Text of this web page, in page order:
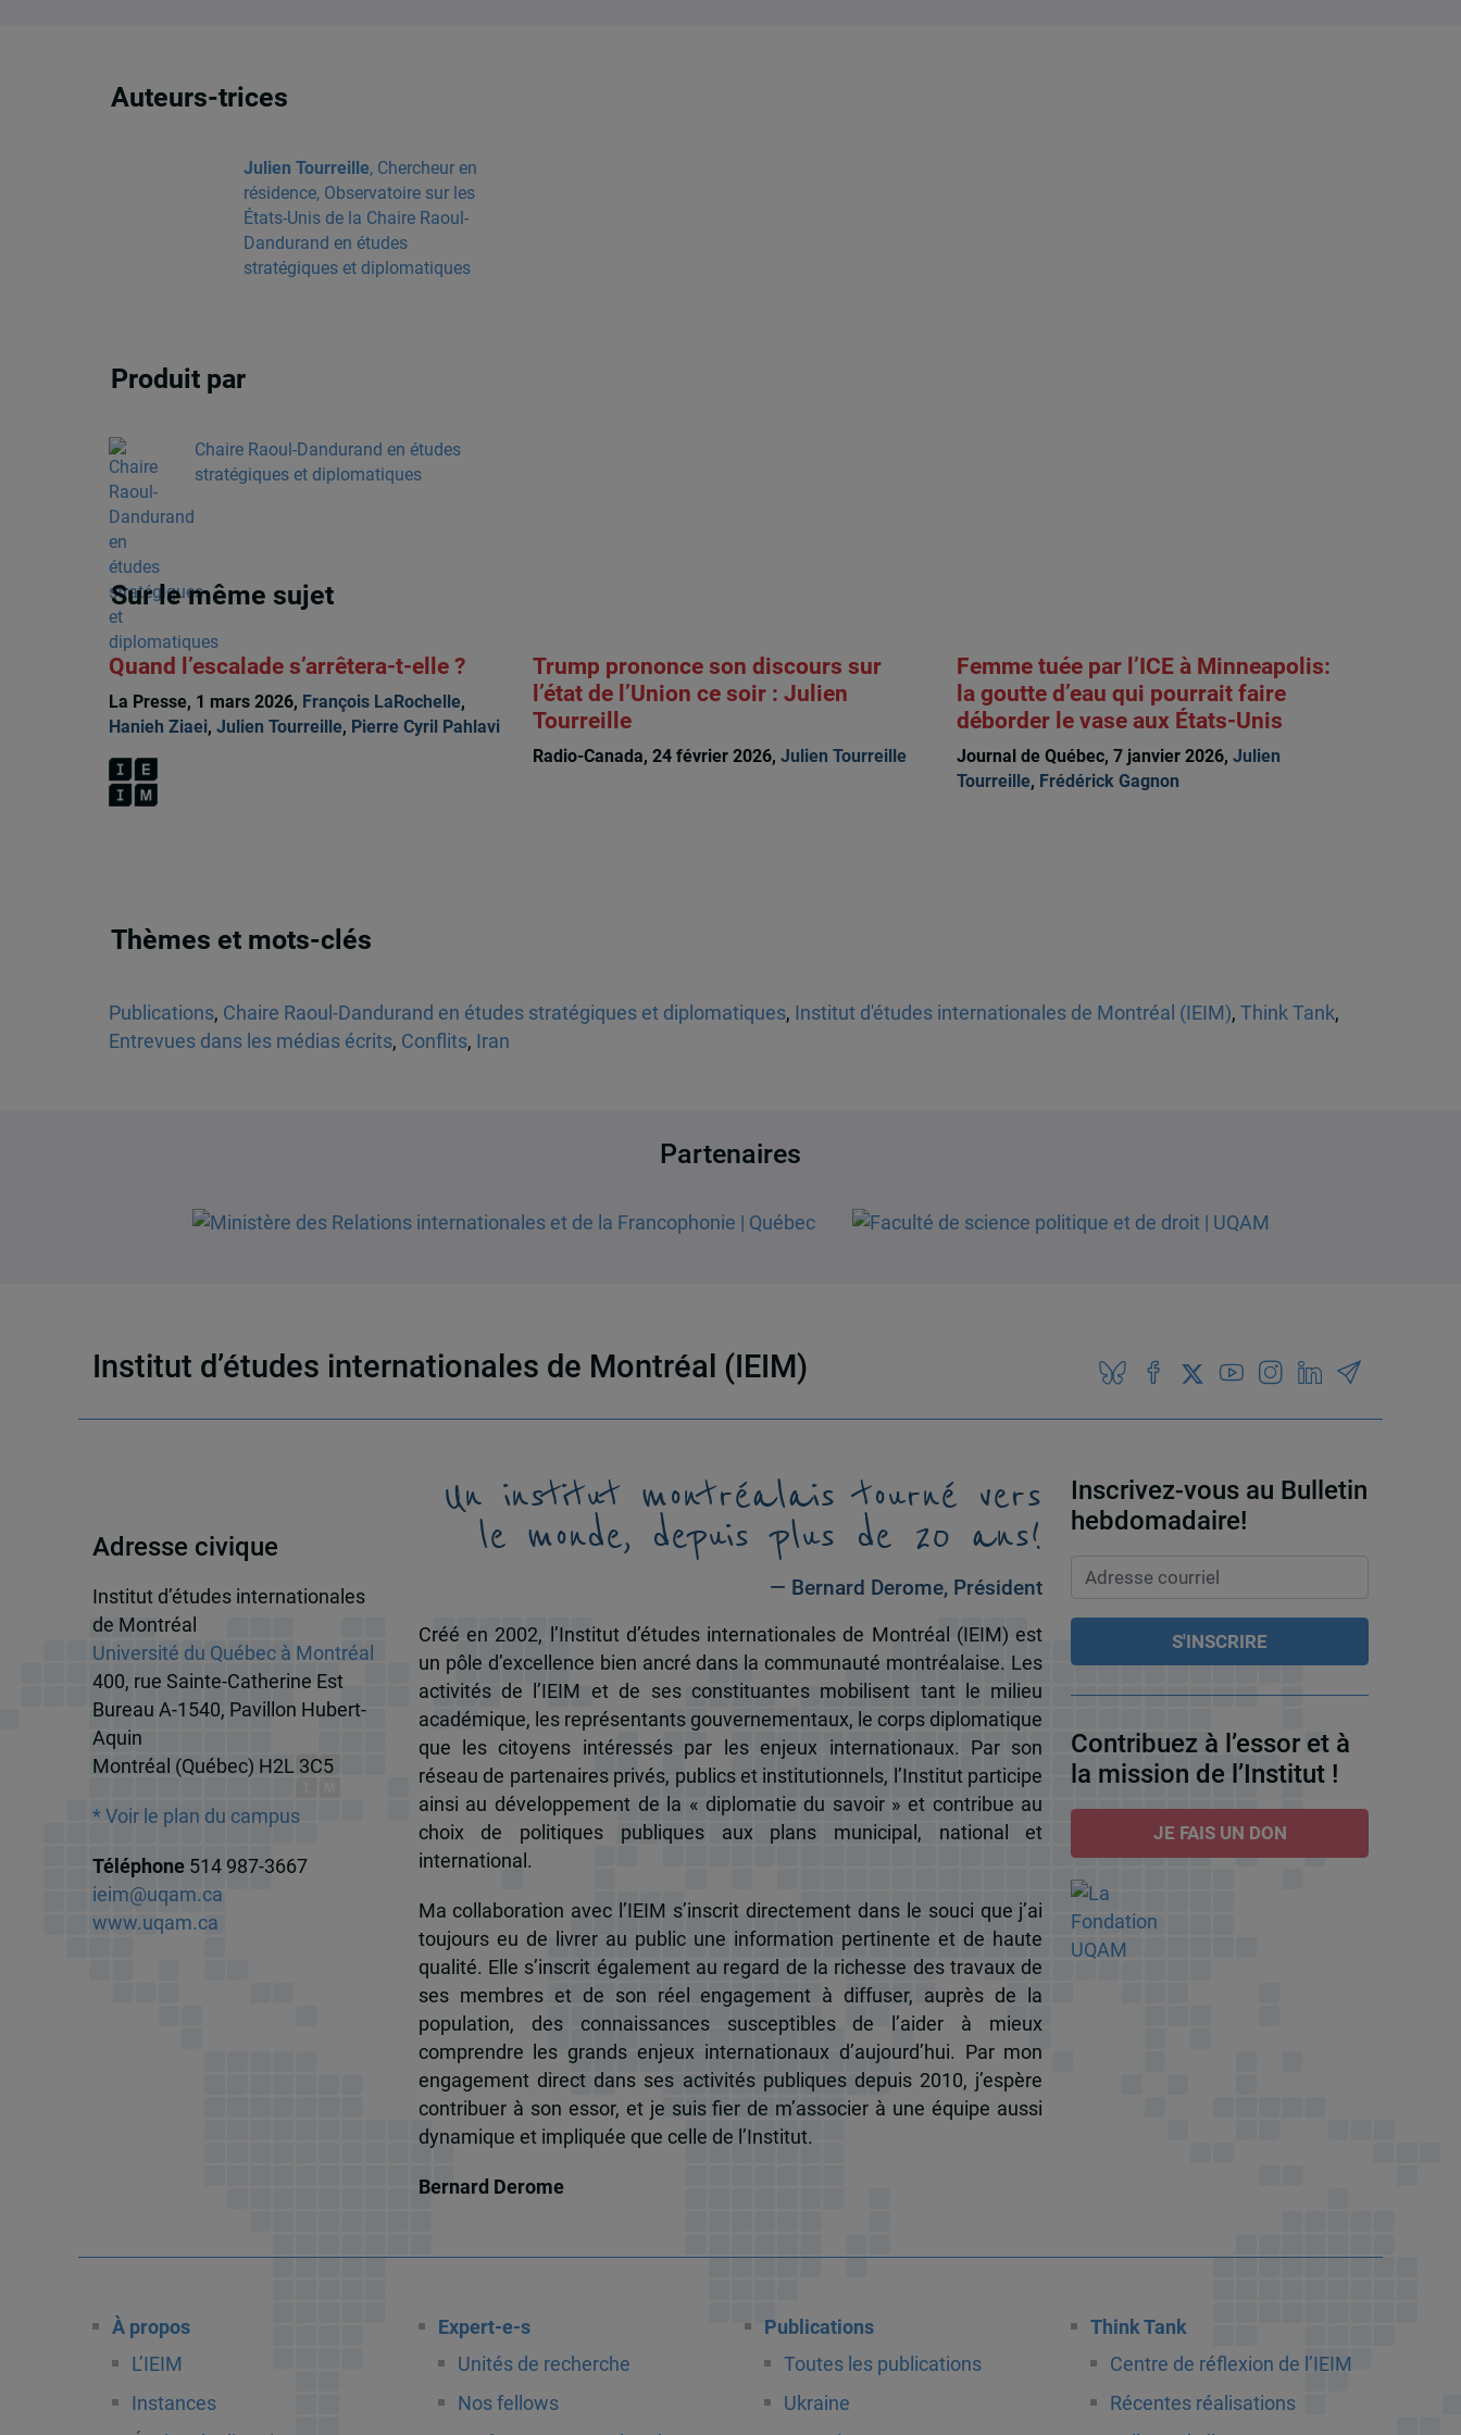
Auteurs-trices
Julien Tourreille, Chercheur en
résidence, Observatoire sur les
États-Unis de la Chaire Raoul-
Dandurand en études
stratégiques et diplomatiques
Produit par
Chaire Raoul-Dandurand en études
stratégiques et diplomatiques
Sur le même sujet
Quand l’escalade s’arrêtera-t-elle ?
La Presse, 1 mars 2026, François LaRochelle,
Hanieh Ziaei, Julien Tourreille, Pierre Cyril Pahlavi
Trump prononce son discours sur
l’état de l’Union ce soir : Julien
Tourreille
Radio-Canada, 24 février 2026, Julien Tourreille
Femme tuée par l’ICE à Minneapolis:
la goutte d’eau qui pourrait faire
déborder le vase aux États-Unis
Journal de Québec, 7 janvier 2026, Julien
Tourreille, Frédérick Gagnon
Thèmes et mots-clés
Publications, Chaire Raoul-Dandurand en études stratégiques et diplomatiques, Institut d'études internationales de Montréal (IEIM), Think Tank,
Entrevues dans les médias écrits, Conflits, Iran
Partenaires
Institut d’études internationales de Montréal (IEIM)
Adresse civique
Institut d’études internationales
de Montréal
Université du Québec à Montréal
400, rue Sainte-Catherine Est
Bureau A-1540, Pavillon Hubert-
Aquin
Montréal (Québec) H2L 3C5
* Voir le plan du campus
Téléphone 514 987-3667
ieim@uqam.ca
www.uqam.ca
Un institut montréalais tourné vers
le monde, depuis plus de 20 ans!
— Bernard Derome, Président
Créé en 2002, l’Institut d’études internationales de Montréal (IEIM) est
un pôle d’excellence bien ancré dans la communauté montréalaise. Les
activités de l’IEIM et de ses constituantes mobilisent tant le milieu
académique, les représentants gouvernementaux, le corps diplomatique
que les citoyens intéressés par les enjeux internationaux. Par son
réseau de partenaires privés, publics et institutionnels, l’Institut participe
ainsi au développement de la « diplomatie du savoir » et contribue au
choix de politiques publiques aux plans municipal, national et
international.
Ma collaboration avec l’IEIM s’inscrit directement dans le souci que j’ai
toujours eu de livrer au public une information pertinente et de haute
qualité. Elle s’inscrit également au regard de la richesse des travaux de
ses membres et de son réel engagement à diffuser, auprès de la
population, des connaissances susceptibles de l’aider à mieux
comprendre les grands enjeux internationaux d’aujourd’hui. Par mon
engagement direct dans ses activités publiques depuis 2010, j’espère
contribuer à son essor, et je suis fier de m’associer à une équipe aussi
dynamique et impliquée que celle de l’Institut.
Bernard Derome
Inscrivez-vous au Bulletin
hebdomadaire!
Contribuez à l’essor et à
la mission de l’Institut !
JE FAIS UN DON
À propos
L’IEIM
Instances
Expert-e-s
Unités de recherche
Nos fellows
Publications
Toutes les publications
Ukraine
Think Tank
Centre de réflexion de l’IEIM
Récentes réalisations